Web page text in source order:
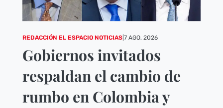
REDACCIÓN EL ESPACIO NOTICIAS| 7 AGO, 2026
Gobiernos invitados
respaldan el cambio de
rumbo en Colombia y